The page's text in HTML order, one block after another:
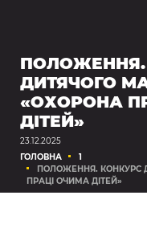
ДИТЯЧОГО
«ОХОРОНА
ДІТЕЙ»
23.12.2025
ГОЛОВНА
1
ПОЛОЖЕННЯ. КОНКУРС
ПРАЦІ ОЧИМА ДІТЕЙ»